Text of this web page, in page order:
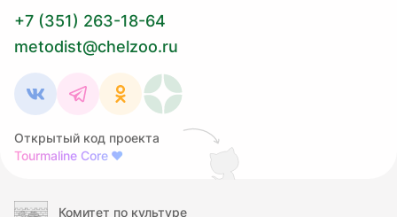
+7 (351) 263-18-64
metodist@chelzoo.ru
Открытый код проекта
Tourmaline Core ❤
Комитет по культуре